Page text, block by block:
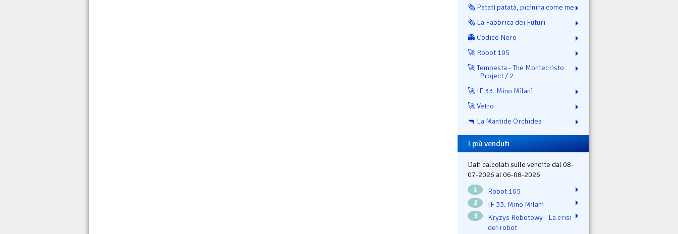
🗞️ Patatì patatà, picinina come me
🗞️ La Fabbrica dei Futuri
👻 Codice Nero
🚀 Robot 105
🚀 Tempesta - The Montecristo
Project / 2
🚀 IF 33. Mino Milani
🚀 Vetro
🔫 La Mantide Orchidea
I più venduti
Dati calcolati sulle vendite dal 08-
07-2026 al 06-08-2026
1 Robot 105
2 IF 33. Mino Milani
3
Kryzys Robotowy - La crisi
dei robot